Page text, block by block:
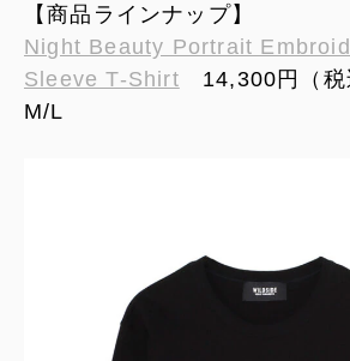
【商品ラインナップ】
Night Beauty Portrait
Sleeve T-Shirt 14,300円（税
M/L